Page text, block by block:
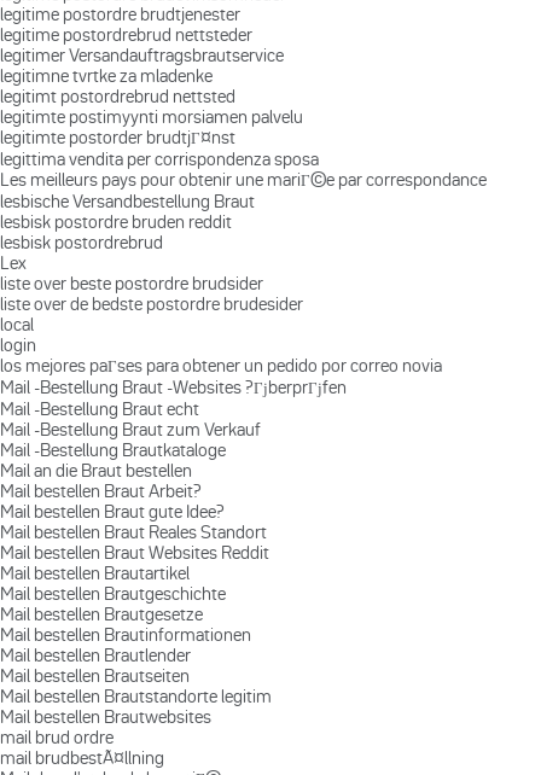
legitime postordre brudtjenester
legitime postordrebrud nettsteder
legitimer Versandauftragsbrautservice
legitimne tvrtke za mladenke
legitimt postordrebrud nettsted
legitimte postimyynti morsiamen palvelu
legitimte postorder brudtjГ¤nst
legittima vendita per corrispondenza sposa
Les meilleurs pays pour obtenir une mariГ©e par correspondance
lesbische Versandbestellung Braut
lesbisk postordre bruden reddit
lesbisk postordrebrud
Lex
liste over beste postordre brudsider
liste over de bedste postordre brudesider
local
login
los mejores paГ­ses para obtener un pedido por correo novia
Mail -Bestellung Braut -Websites ?ГјberprГјfen
Mail -Bestellung Braut echt
Mail -Bestellung Braut zum Verkauf
Mail -Bestellung Brautkataloge
Mail an die Braut bestellen
Mail bestellen Braut Arbeit?
Mail bestellen Braut gute Idee?
Mail bestellen Braut Reales Standort
Mail bestellen Braut Websites Reddit
Mail bestellen Brautartikel
Mail bestellen Brautgeschichte
Mail bestellen Brautgesetze
Mail bestellen Brautinformationen
Mail bestellen Brautlender
Mail bestellen Brautseiten
Mail bestellen Brautstandorte legitim
Mail bestellen Brautwebsites
mail brud ordre
mail brudbestÃ¤llning